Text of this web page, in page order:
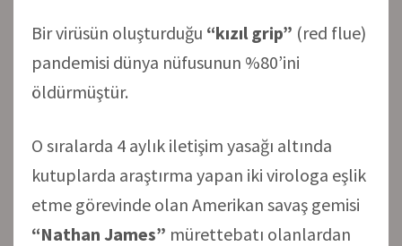
Bir virüsün oluşturduğu “kızıl grip” (red flue)
pandemisi dünya nüfusunun %80’ini
öldürmüştür.
O sıralarda 4 aylık iletişim yasağı altında
kutuplarda araştırma yapan iki virologa eşlik
etme görevinde olan Amerikan savaş gemisi
“Nathan James” mürettebatı olanlardan